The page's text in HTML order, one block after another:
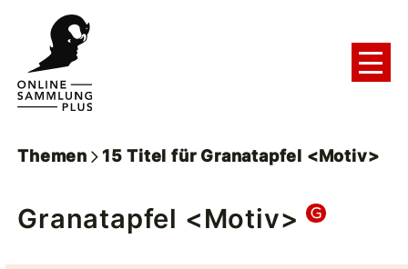
Themen 15 Titel für Granatapfel <Motiv>
Granatapfel <Motiv>